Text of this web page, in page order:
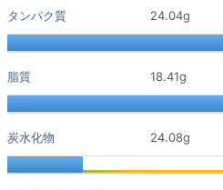
タンパク質 24.04g
脂質 18.41g
炭水化物 24.08g